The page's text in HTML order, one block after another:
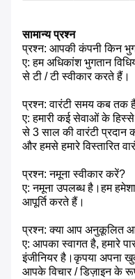
सामान्य प्रश्न
प्रश्न: आपकी कंपनी किन
ए: हम अधिकांश भुगतान
से टी / टी स्वीकार करते हैं।
प्रश्न: वारंटी समय कब तक
ए: हमारी कई सेवाओं के
से 3 साल की वारंटी
और हमसे हमारे विस्तारित
प्रश्न: नमूना स्वीकार करें?
ए: नमूना उपलब्ध है।हम
आपूर्ति करते हैं।
प्रश्न: क्या आप अनुकूलित
ए: आपका स्वागत है, हमारे
इंजीनियर है।कृपया अपना
आपके विचार / डिज़ाइन के